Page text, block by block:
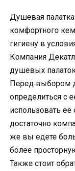
Душевая
комфортного
гигиену в
Компания
душевых
Перед выбором
определиться с
использовать
достаточно
же вы едете
более
Также стоит